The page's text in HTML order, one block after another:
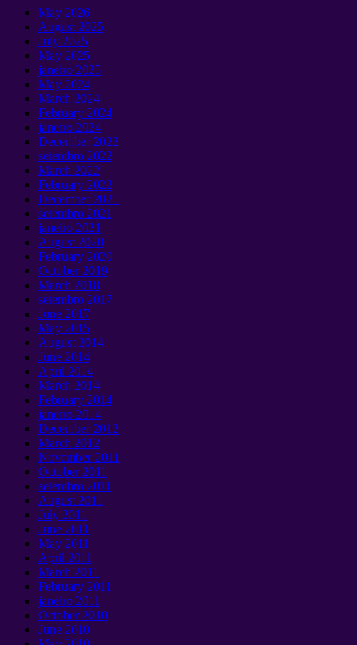
May 2026
August 2025
July 2025
May 2025
janeiro 2025
May 2024
March 2024
February 2024
janeiro 2024
December2022
setembro 2022
March 2022
February 2022
December2021
setembro 2021
janeiro 2021
August 2020
February 2020
October2019
March 2018
setembro 2017
June 2017
May 2015
August 2014
June 2014
April 2014
March 2014
February 2014
janeiro 2014
December2012
March 2012
November2011
October2011
setembro 2011
August 2011
July 2011
June 2011
May 2011
April 2011
March 2011
February 2011
janeiro 2011
October2010
June 2010